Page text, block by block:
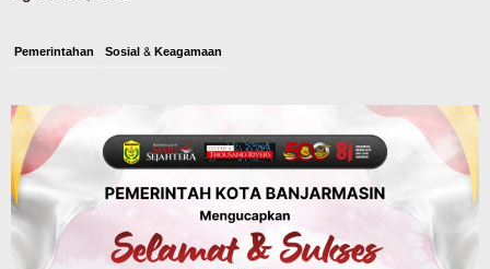
Pemerintahan Sosial & Keagamaan
Digital, Target 30 Persen IKD Masih
Jauh, Komisi II DPR Turun Tangan
Agustus 7, 2026
Dinas PUPR Kalsel Headline Pembangunan